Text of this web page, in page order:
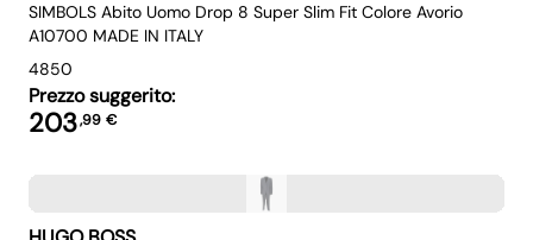
SIMBOLS Abito Uomo Drop 8 Super Slim Fit Colore Avorio
A10700 MADE IN ITALY
4850
Prezzo suggerito:
203,99 €